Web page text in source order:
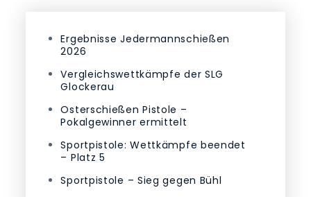
Ergebnisse Jedermannschießen
2026
Vergleichswettkämpfe der SLG
Glockerau
Osterschießen Pistole –
Pokalgewinner ermittelt
Sportpistole: Wettkämpfe beendet
– Platz 5
Sportpistole – Sieg gegen Bühl